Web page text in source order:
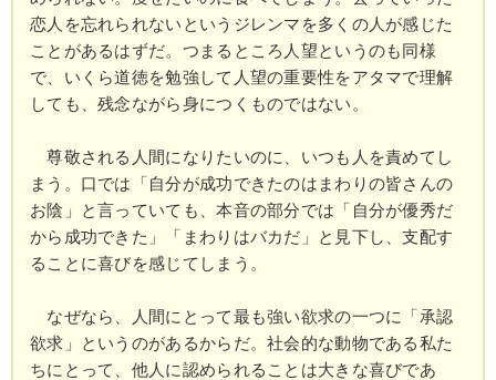
恋人を忘れられないというジレンマを多くの人が感じた
ことがあるはずだ。つまるところ人望というのも同様
で、いくら道徳を勉強して人望の重要性をアタマで理解
しても、残念ながら身につくものではない。
尊敬される人間になりたいのに、いつも人を責めてし
まう。口では「自分が成功できたのはまわりの皆さんの
お陰」と言っていても、本音の部分では「自分が優秀だ
から成功できた」「まわりはバカだ」と見下し、支配す
ることに喜びを感じてしまう。
なぜなら、人間にとって最も強い欲求の一つに「承認
欲求」というのがあるからだ。社会的な動物である私た
ちにとって、他人に認められることは大きな喜びであ